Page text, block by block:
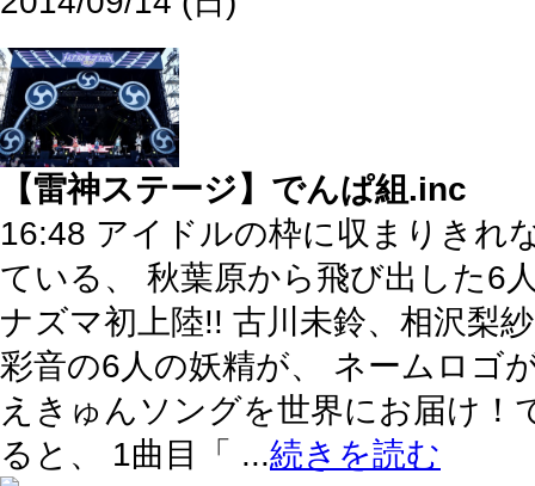
【雷神ステージ】でんぱ組.inc
16:48 アイドルの枠に収まりきれ
ている、 秋葉原から飛び出した6
ナズマ初上陸!! 古川未鈴、相沢梨
彩音の6人の妖精が、 ネームロゴ
えきゅんソングを世界にお届け
ると、 1曲目「 ...続きを読む